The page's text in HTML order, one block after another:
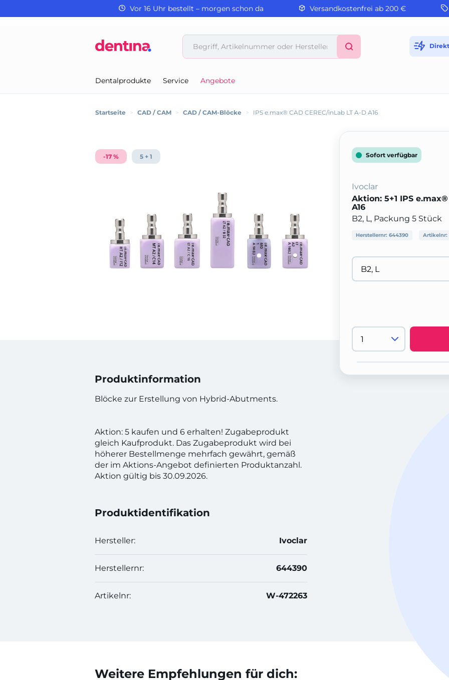
Vor 16 Uhr bestellt – morgen schon da Versandkostenfrei ab 200 €
Dentalprodukte Service Angebote
Startseite > CAD / CAM > CAD / CAM-Blöcke > IPS e.max® CAD CEREC/inLab LT A-D A16
-17 % 5 + 1
Produktinformation
Blöcke zur Erstellung von Hybrid-Abutments.
Aktion: 5 kaufen und 6 erhalten! Zugabeprodukt
gleich Kaufprodukt. Das Zugabeprodukt wird bei
höherer Bestellmenge mehrfach gewährt, gemäß
der im Aktions-Angebot definierten Produktanzahl.
Aktion gültig bis 30.09.2026.
Produktidentifikation
Hersteller: Ivoclar
Herstellernr: 644390
Artikelnr: W-472263
Sofort verfügbar
Ivoclar
Aktion: 5+1 IPS
A16
B2, L, Packung 5 Stück
Herstellernr: 644390 Artikelnr:
Weitere Empfehlungen für dich: